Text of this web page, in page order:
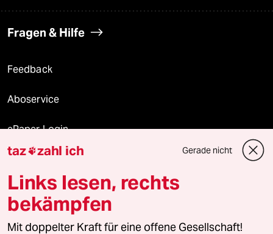
Fragen & Hilfe
Feedback
Aboservice
ePaper Login
Downloads für Abonnierende
© 2026 taz Verlags und Vertriebs GmbH
Alle Rechte vorbehalten. Bei rechtlichen Fragen oder für Genehmigungen
taz zahl ich Gerade nicht
Links lesen, rechts
bekämpfen
Mit doppelter Kraft für eine offene Gesellschaft!